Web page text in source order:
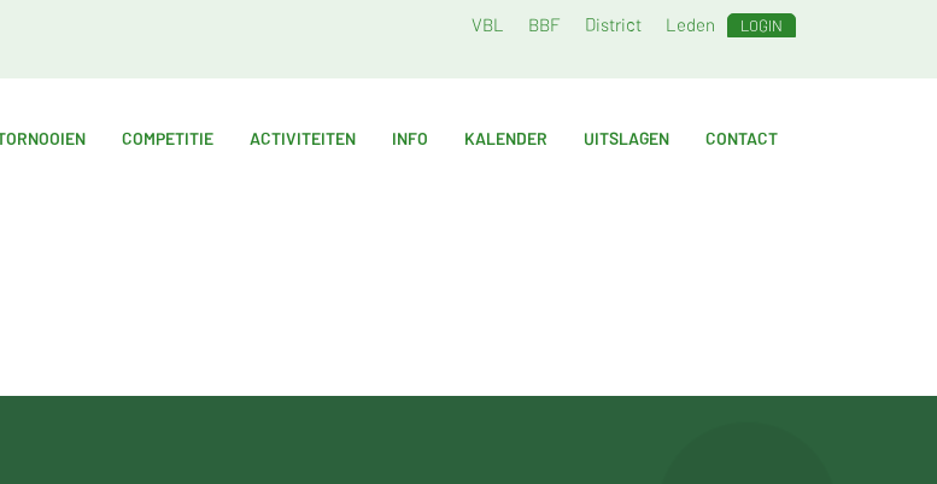
VBL BBF District Leden LOGIN
COMPETITIE ACTIVITEITEN INFO KALENDER UITSLAGEN CONTACT